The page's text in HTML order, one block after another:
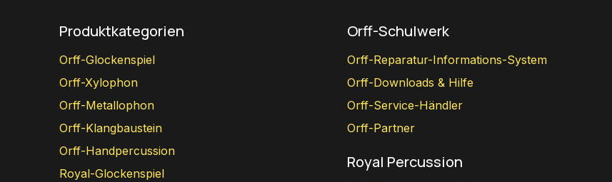
Produktkategorien
Orff-Glockenspiel
Orff-Xylophon
Orff-Metallophon
Orff-Klangbaustein
Orff-Handpercussion
Royal-Glockenspiel
Orff-Schulwerk
Orff-Reparatur-Informations-System
Orff-Downloads & Hilfe
Orff-Service-Händler
Orff-Partner
Royal Percussion